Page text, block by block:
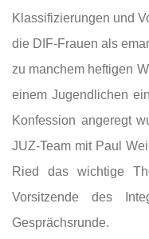
Klassifizierungen und
die DIF-Frauen als
zu manchem heftigen
einem Jugendlichen
Konfession angeregt
JUZ-Team mit Paul
Ried das wichtige
Vorsitzende des
Gesprächsrunde.